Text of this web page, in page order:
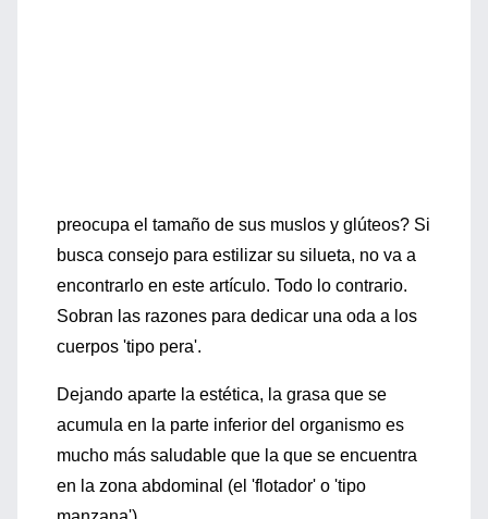
preocupa el tamaño de sus muslos y glúteos? Si
busca consejo para estilizar su silueta, no va a
encontrarlo en este artículo. Todo lo contrario.
Sobran las razones para dedicar una oda a los
cuerpos 'tipo pera'.
Dejando aparte la estética, la grasa que se
acumula en la parte inferior del organismo es
mucho más saludable que la que se encuentra
en la zona abdominal (el 'flotador' o 'tipo